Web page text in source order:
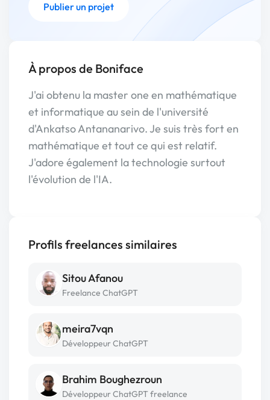
Publier un projet
À propos de Boniface
J'ai obtenu la master one en mathématique
et informatique au sein de l'université
d'Ankatso Antananarivo. Je suis très fort en
mathématique et tout ce qui est relatif.
J'adore également la technologie surtout
l'évolution de l'IA.
Profils freelances similaires
Sitou Afanou
Freelance ChatGPT
meira7vqn
Développeur ChatGPT
Brahim Boughezroun
Développeur ChatGPT freelance